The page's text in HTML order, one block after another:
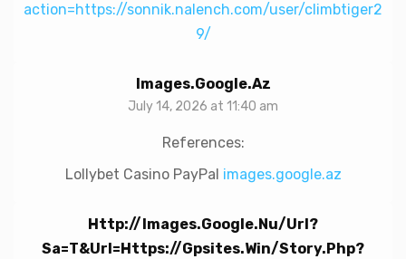
action=https://sonnik.nalench.com/user/climbtiger2
9/
Images.google.az
July 14, 2026 at 11:40 am
References:
Lollybet Casino PayPal images.google.az
Http://images.google.nu/url?
Sa=t&url=https://gpsites.win/story.php?